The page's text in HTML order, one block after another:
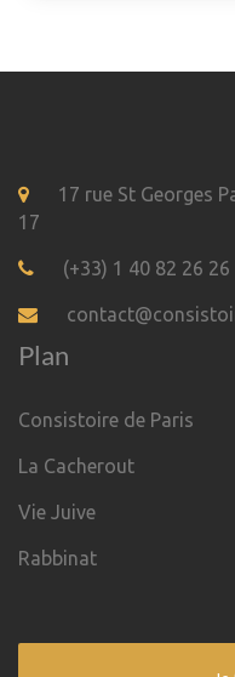
17 rue St Georges
17
(+33) 1 40 82 26 26
Plan
Consistoire de Paris
La Cacherout
Vie Juive
Rabbinat